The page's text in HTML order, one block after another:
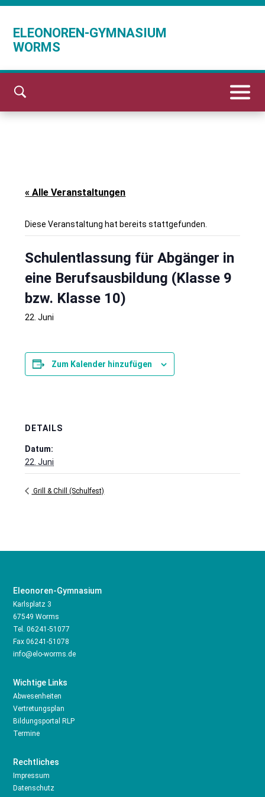
ELEONOREN-GYMNASIUM
WORMS
« Alle Veranstaltungen
Diese Veranstaltung hat bereits stattgefunden.
Schulentlassung für Abgänger in
eine Berufsausbildung (Klasse 9
bzw. Klasse 10)
22. Juni
Zum Kalender hinzufügen
DETAILS
Datum:
22. Juni
Grill & Chill (Schulfest)
Eleonoren-Gymnasium
Karlsplatz 3
67549 Worms
Tel.06241-51077
Fax 06241-51078
info@elo-worms.de
Wichtige Links
Abwesenheiten
Vertretungsplan
Bildungsportal RLP
Termine
Rechtliches
Impressum
Datenschutz